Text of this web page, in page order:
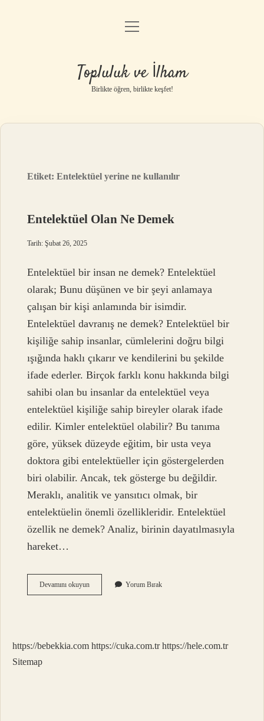
Anasayfa
Gizlilik Politikası
Yasal Uyarı
menüyü
Topluluk ve İlham
Birlikte öğren, birlikte keşfet!
Etiket:Entelektüel yerine ne kullanılır
Entelektüel Olan Ne Demek
Tarih: Şubat 26, 2025
Entelektüel bir insan ne demek? Entelektüel
olarak; Bunu düşünen ve bir şeyi anlamaya
çalışan bir kişi anlamında bir isimdir.
Entelektüel davranış ne demek? Entelektüel bir
kişiliğe sahip insanlar, cümlelerini doğru bilgi
ışığında haklı çıkarır ve kendilerini bu şekilde
ifade ederler. Birçok farklı konu hakkında bilgi
sahibi olan bu insanlar da entelektüel veya
entelektüel kişiliğe sahip bireyler olarak ifade
edilir. Kimler entelektüel olabilir? Bu tanıma
göre, yüksek düzeyde eğitim, bir usta veya
doktora gibi entelektüeller için göstergelerden
biri olabilir. Ancak, tek gösterge bu değildir.
Meraklı, analitik ve yansıtıcı olmak, bir
entelektüelin önemli özellikleridir. Entelektüel
özellik ne demek? Analiz, birinin dayatılmasıyla
hareket…
Devamını okuyunEntelektüel
Olan
Yorum Bırak
https://bebekkia.com https://cuka.com.tr https://hele.com.tr
Sitemap